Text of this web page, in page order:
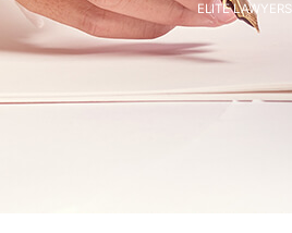
ELITE LAWYERS